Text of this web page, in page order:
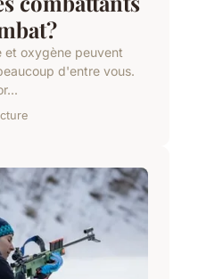
et oxygène peuvent
d'entre vous.